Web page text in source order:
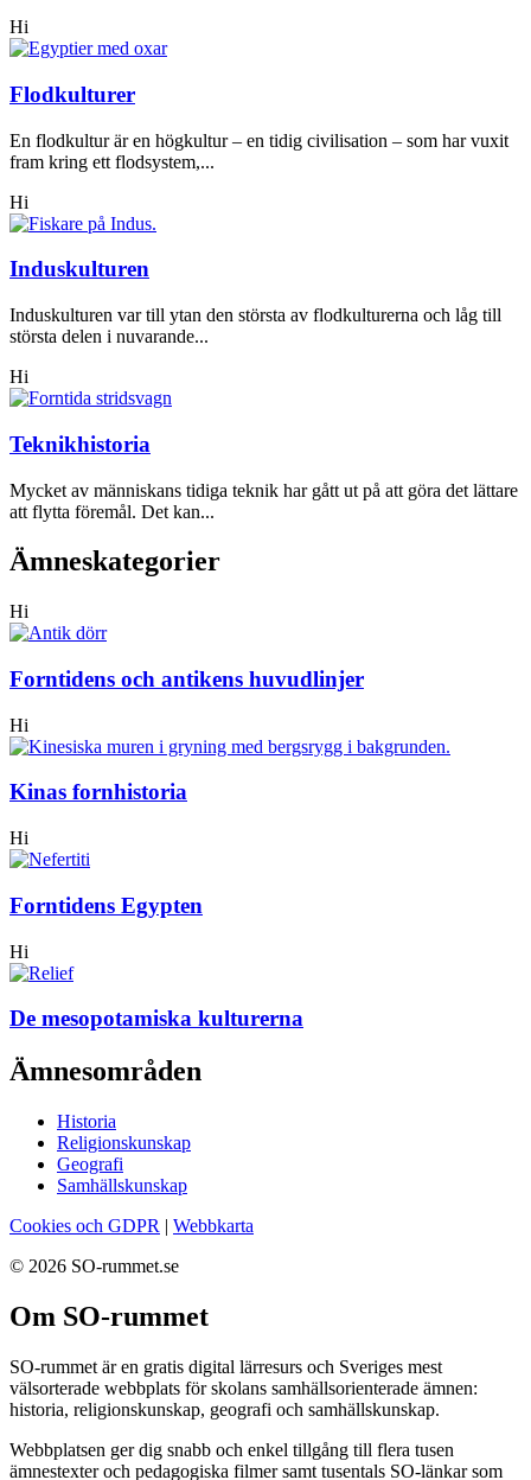
Hi
Flodkulturer
En flodkultur är en högkultur – en tidig civilisation – som har vuxit
fram kring ett flodsystem,...
Hi
Induskulturen
Induskulturen var till ytan den största av flodkulturerna och låg till
största delen i nuvarande...
Hi
Teknikhistoria
Mycket av människans tidiga teknik har gått ut på att göra det lättare
att flytta föremål. Det kan...
Ämneskategorier
Hi
Forntidens och antikens huvudlinjer
Hi
Kinas fornhistoria
Hi
Forntidens Egypten
Hi
De mesopotamiska kulturerna
Ämnesområden
Historia
Religionskunskap
Geografi
Samhällskunskap
Cookies och GDPR | Webbkarta
© 2026 SO-rummet.se
Om SO-rummet
SO-rummet är en gratis digital lärresurs och Sveriges mest
välsorterade webbplats för skolans samhällsorienterade ämnen:
historia, religionskunskap, geografi och samhällskunskap.
Webbplatsen ger dig snabb och enkel tillgång till flera tusen
ämnestexter och pedagogiska filmer samt tusentals SO-länkar som